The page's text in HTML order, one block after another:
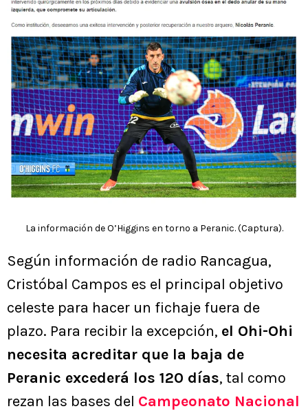
La información de O’Higgins en torno a Peranic. (Captura).
Según información de radio Rancagua,
Cristóbal Campos es el principal objetivo
celeste para hacer un fichaje fuera de
plazo. Para recibir la excepción, el Ohi-Ohi
necesita acreditar que la baja de
Peranic excederá los 120 días, tal como
rezan las bases del Campeonato Nacional